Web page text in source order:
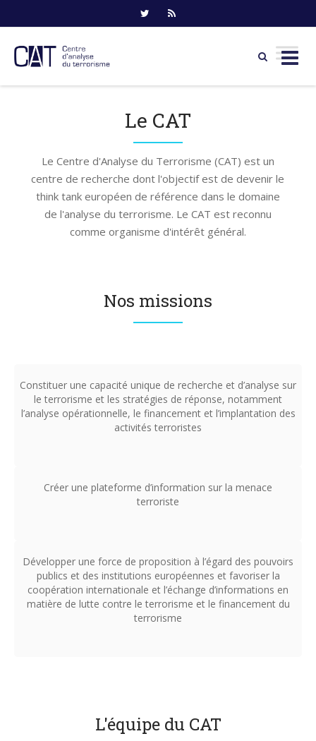
Le CAT
Le Centre d'Analyse du Terrorisme (CAT) est un
centre de recherche dont l'objectif est de devenir le
think tank européen de référence dans le domaine
de l'analyse du terrorisme. Le CAT est reconnu
comme organisme d'intérêt général.
Nos missions
Constituer une capacité unique de recherche et d’analyse sur
le terrorisme et les stratégies de réponse, notamment
l’analyse opérationnelle, le financement et l’implantation des
activités terroristes
Créer une plateforme d’information sur la menace
terroriste
Développer une force de proposition à l’égard des pouvoirs
publics et des institutions européennes et favoriser la
coopération internationale et l’échange d’informations en
matière de lutte contre le terrorisme et le financement du
terrorisme
L'équipe du CAT